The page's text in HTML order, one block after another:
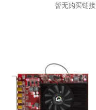
暂无购买链接